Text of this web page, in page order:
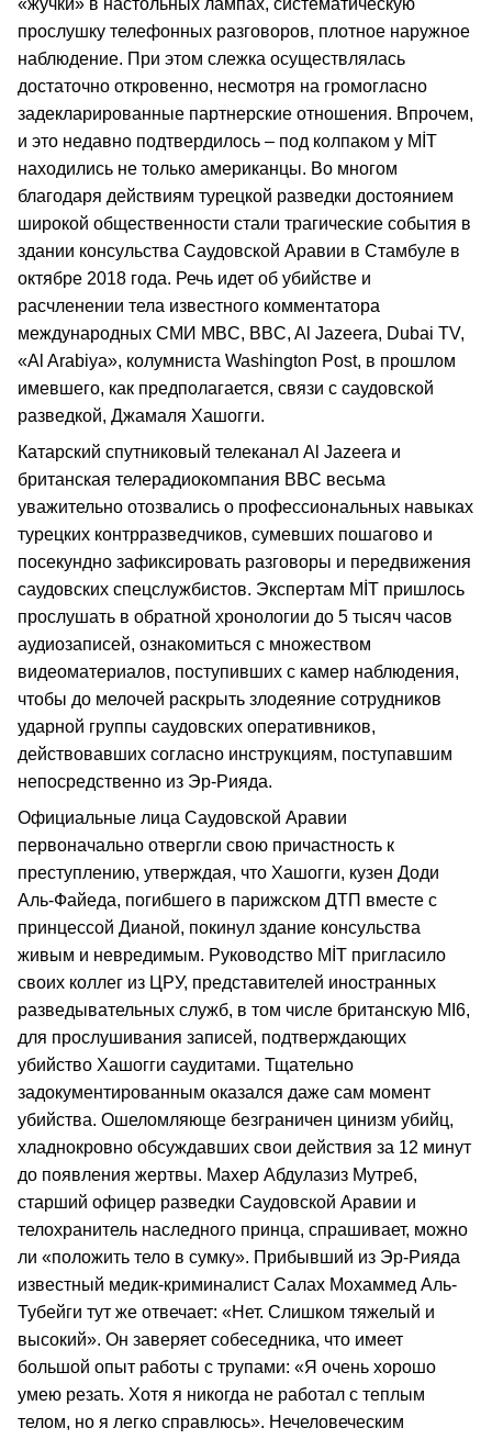
«жучки» в настольных лампах, систематическую
прослушку телефонных разговоров, плотное наружное
наблюдение. При этом слежка осуществлялась
достаточно откровенно, несмотря на громогласно
задекларированные партнерские отношения. Впрочем,
и это недавно подтвердилось – под колпаком у MİT
находились не только американцы. Во многом
благодаря действиям турецкой разведки достоянием
широкой общественности стали трагические события в
здании консульства Саудовской Аравии в Стамбуле в
октябре 2018 года. Речь идет об убийстве и
расчленении тела известного комментатора
международных СМИ MBC, BBC, Al Jazeera, Dubai TV,
«Al Arabiya», колумниста Washington Post, в прошлом
имевшего, как предполагается, связи с саудовской
разведкой, Джамаля Хашогги.
Катарский спутниковый телеканал Al Jazeera и
британская телерадиокомпания BBC весьма
уважительно отозвались о профессиональных навыках
турецких контрразведчиков, сумевших пошагово и
посекундно зафиксировать разговоры и передвижения
саудовских спецслужбистов. Экспертам MİT пришлось
прослушать в обратной хронологии до 5 тысяч часов
аудиозаписей, ознакомиться с множеством
видеоматериалов, поступивших с камер наблюдения,
чтобы до мелочей раскрыть злодеяние сотрудников
ударной группы саудовских оперативников,
действовавших согласно инструкциям, поступавшим
непосредственно из Эр-Рияда.
Официальные лица Саудовской Аравии
первоначально отвергли свою причастность к
преступлению, утверждая, что Хашогги, кузен Доди
Аль-Файеда, погибшего в парижском ДТП вместе с
принцессой Дианой, покинул здание консульства
живым и невредимым. Руководство MİT пригласило
своих коллег из ЦРУ, представителей иностранных
разведывательных служб, в том числе британскую MI6,
для прослушивания записей, подтверждающих
убийство Хашогги саудитами. Тщательно
задокументированным оказался даже сам момент
убийства. Ошеломляюще безграничен цинизм убийц,
хладнокровно обсуждавших свои действия за 12 минут
до появления жертвы. Махер Абдулазиз Мутреб,
старший офицер разведки Саудовской Аравии и
телохранитель наследного принца, спрашивает, можно
ли «положить тело в сумку». Прибывший из Эр-Рияда
известный медик-криминалист Салах Мохаммед Аль-
Тубейги тут же отвечает: «Нет. Слишком тяжелый и
высокий». Он заверяет собеседника, что имеет
большой опыт работы с трупами: «Я очень хорошо
умею резать. Хотя я никогда не работал с теплым
телом, но я легко справлюсь». Нечеловеческим